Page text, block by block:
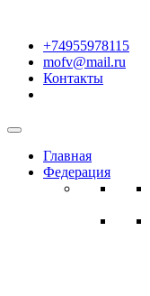
+74955978115
mofv@mail.ru
Контакты
Главная
Федерация